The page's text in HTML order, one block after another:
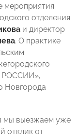
мероприятия
отделения
и директор
. О практике
РОССИИ»,
Новгорода
мы выезжаем уже
отклик от